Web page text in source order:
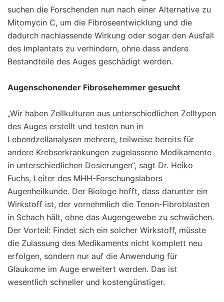
suchen die Forschenden nun nach einer Alternative zu
Mitomycin C, um die Fibroseentwicklung und die
dadurch nachlassende Wirkung oder sogar den Ausfall
des Implantats zu verhindern, ohne dass andere
Bestandteile des Auges geschädigt werden.
Augenschonender Fibrosehemmer gesucht
„Wir haben Zellkulturen aus unterschiedlichen Zelltypen
des Auges erstellt und testen nun in
Lebendzellanalysen mehrere, teilweise bereits für
andere Krebserkrankungen zugelassene Medikamente
in unterschiedlichen Dosierungen“, sagt Dr. Heiko
Fuchs, Leiter des MHH-Forschungslabors
Augenheilkunde. Der Biologe hofft, dass darunter ein
Wirkstoff ist, der vornehmlich die Tenon-Fibroblasten
in Schach hält, ohne das Augengewebe zu schwächen.
Der Vorteil: Findet sich ein solcher Wirkstoff, müsste
die Zulassung des Medikaments nicht komplett neu
erfolgen, sondern nur auf die Anwendung für
Glaukome im Auge erweitert werden. Das ist
wesentlich schneller und kostengünstiger.